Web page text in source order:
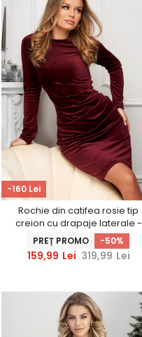
-160 Lei
Rochie din catifea rosie tip
creion cu drapaje laterale -
StarShinerS
PREȚ PROMO -50%
159,99 Lei 319,99 Lei